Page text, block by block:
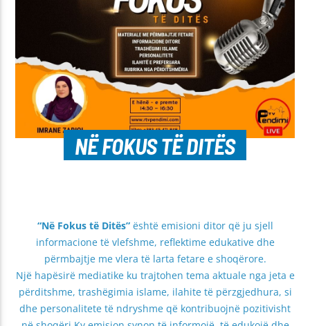
NË FOKUS TË DITËS
“Në Fokus të Ditës”është emisioni ditor që ju sjell
informacione të vlefshme, reflektime edukative dhe
përmbajtje me vlera të larta fetare e shoqërore.
Një hapësirë mediatike ku trajtohen tema aktuale nga jeta e
përditshme, trashëgimia islame, ilahite të përzgjedhura, si
dhe personalitete të ndryshme që kontribuojnë pozitivisht